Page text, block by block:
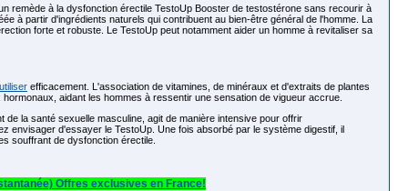
remède à la dysfonction érectile TestoUp Booster de testostérone sans recourir à
à partir d'ingrédients naturels qui contribuent au bien-être général de l'homme. La
forte et robuste. Le TestoUp peut notamment aider un homme à revitaliser sa
utiliser efficacement. L'association de vitamines, de minéraux et d'extraits de plantes
aidant les hommes à ressentir une sensation de vigueur accrue.
la santé sexuelle masculine, agit de manière intensive pour offrir
envisager d'essayer le TestoUp. Une fois absorbé par le système digestif, il
souffrant de dysfonction érectile.
Offres exclusives en France!